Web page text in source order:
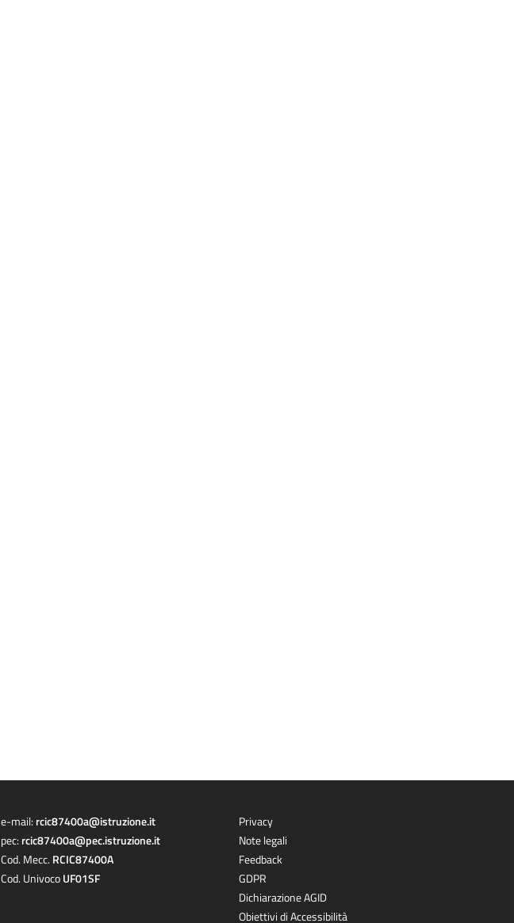
e-mail: rcic87400a@istruzione.it
pec: rcic87400a@pec.istruzione.it
Cod. Mecc. RCIC87400A
Cod. UnivocoUF01SF
Privacy
Note legali
Feedback
GDPR
Dichiarazione AGID
Obiettivi di Accessibilità